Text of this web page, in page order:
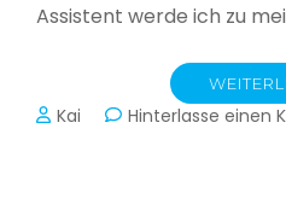
Assistent werde ich zu
Kai Hinterlasse einen